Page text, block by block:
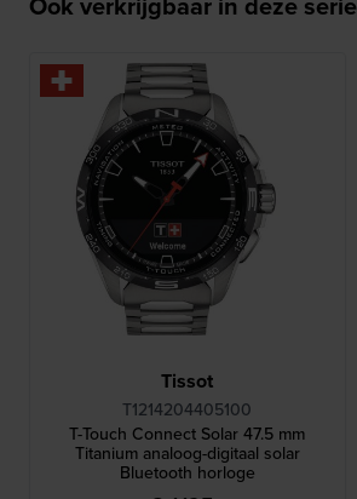
Tissot
T1214204405100
T-Touch Connect Solar 47.5 mm
Titanium analoog-digitaal solar
Bluetooth horloge